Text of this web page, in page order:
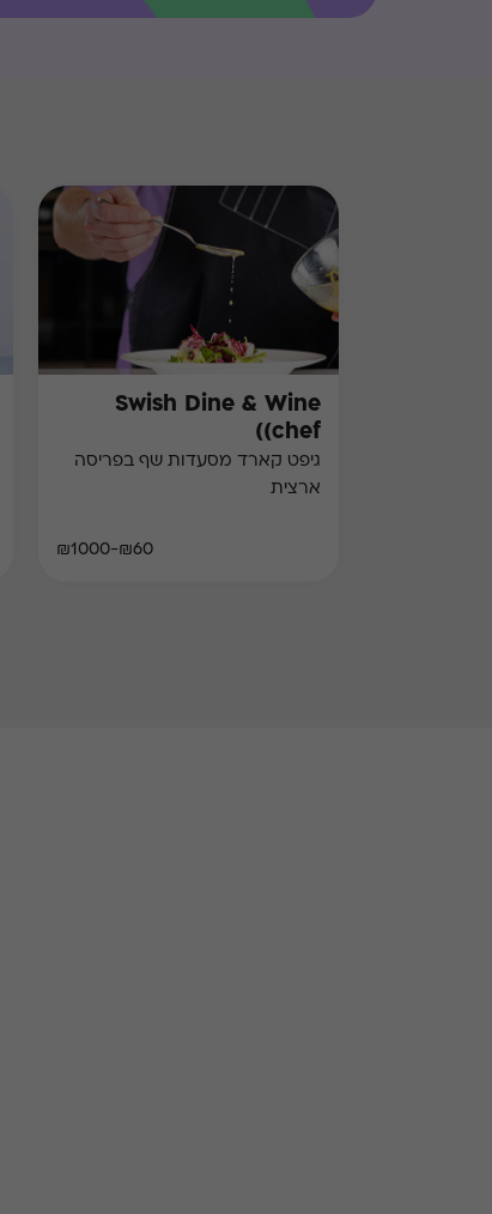
Swish Dine & Wine
(chef)
גיפט קארד מסעדות שף בפריסה
ארצית
₪60-₪1000